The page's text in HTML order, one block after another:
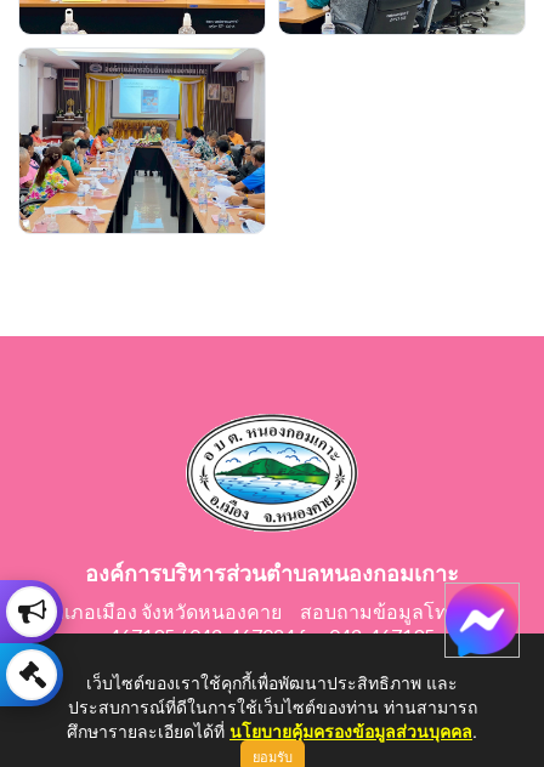
องค์การบริหารส่วนตำบลหนองกอมเกาะ
อำเภอเมือง จังหวัดหนองคาย สอบถามข้อมูลโทร 042-
467195 / 042-467024 fax 042-467195
E-Mail: saraban@nongkomkor.go.th
เว็บไซต์ของเราใช้คุกกี้เพื่อพัฒนาประสิทธิภาพ และ
ประสบการณ์ที่ดีในการใช้เว็บไซต์ของท่าน ท่านสามารถ
ศึกษารายละเอียดได้ที่ นโยบายคุ้มครองข้อมูลส่วนบุคคล.
ยอมรับ